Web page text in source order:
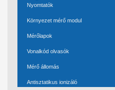
Nyomtatók
Környezet mérő modul
Mérőlapok
Vonalkód olvasók
Mérő állomás
Antisztatikus ionizáló